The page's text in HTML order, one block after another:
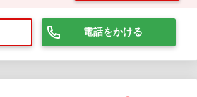
電話をかける